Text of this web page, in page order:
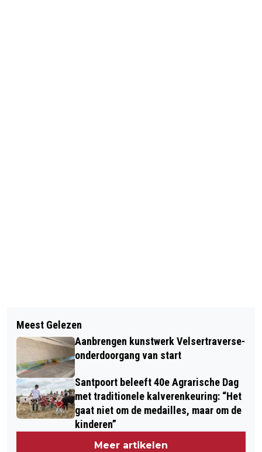
TERUGKIJKEN OP HAVENFESTIVAL
IJMUIDEN
VERMISTE EN GEVONDEN DIEREN
DIERENAMBULANCE KENNEMERLAND
Meest Gelezen
Aanbrengen kunstwerk Velsertraverse-
onderdoorgang van start
Santpoort beleeft 40e Agrarische Dag
met traditionele kalverenkeuring: “Het
gaat niet om de medailles, maar om de
kinderen”
Meer artikelen